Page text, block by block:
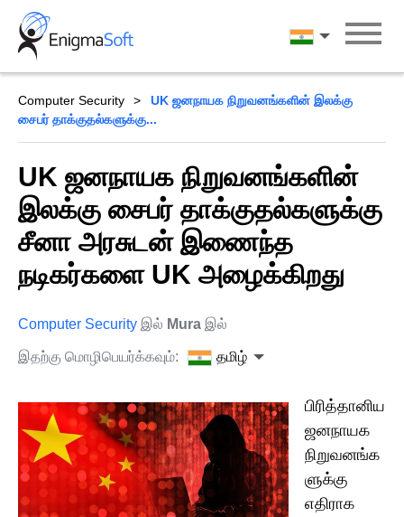
Skip
content
தமிழ்
Computer Security
UK ஜனநாயக நிறுவனங்களின் இலக்கு
சைபர் தாக்குதல்களுக்கு...
UK ஜனநாயக நிறுவனங்களின்
இலக்கு சைபர் தாக்குதல்களுக்கு
சீனா அரசுடன் இணைந்த
நடிகர்களை UK அழைக்கிறது
Computer Security இல் Mura இல்
இதற்கு மொழிபெயர்க்கவும்: தமிழ்
பிரித்தானிய
ஜனநாயக
நிறுவனங்க
ளுக்கு
எதிராக